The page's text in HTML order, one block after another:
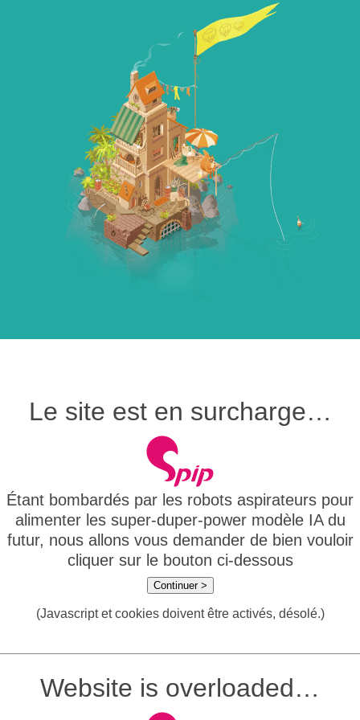
Le site est en surcharge…
Étant bombardés par les robots aspirateurs pour
alimenter les super-duper-power modèle IA du
futur, nous allons vous demander de bien vouloir
cliquer sur le bouton ci-dessous
Continuer >
(Javascript et cookies doivent être activés, désolé.)
Website is overloaded…